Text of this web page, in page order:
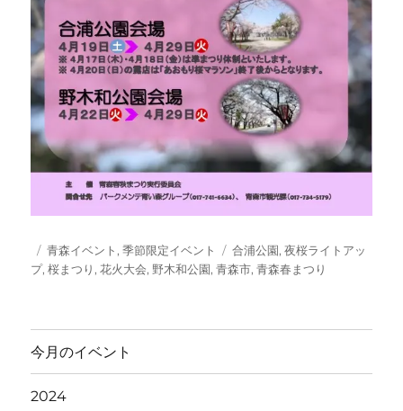
投
稿
カ
テ
青森イベント,季節限定イベント
タ
グ
合浦公園,夜桜ライトアッ
プ,桜まつり,花火大会, 野木和公園,青森市,青森春まつり
今月のイベント
2024